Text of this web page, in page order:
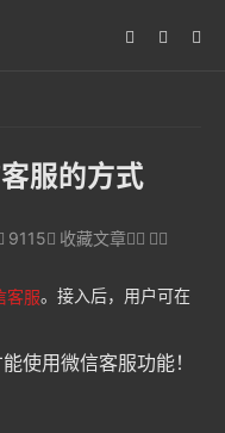
服的方式
9115 收藏文章
客服。接入后，用户可在
使用微信客服功能！